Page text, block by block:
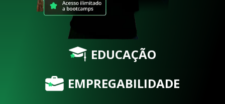
EDUCAÇÃO
EMPREGABILIDADE